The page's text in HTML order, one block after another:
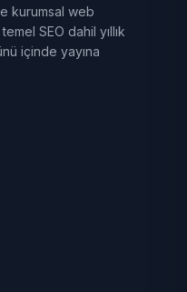
kurumsal web
SEO dahil yıllık
içinde yayına